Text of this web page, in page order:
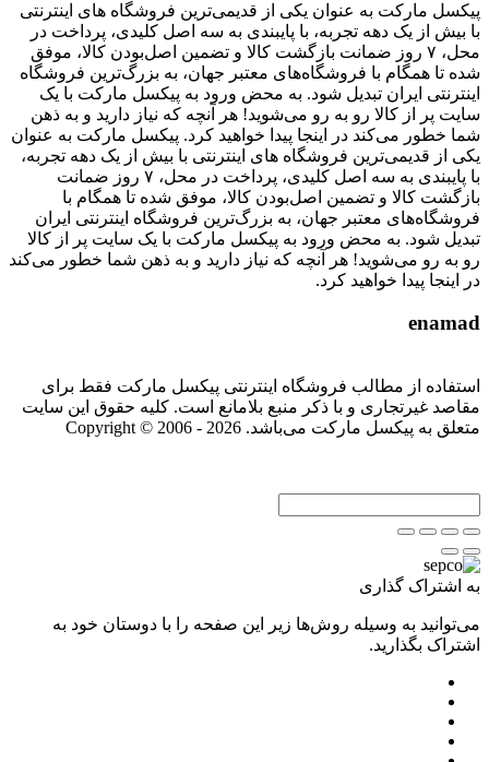
پیکسل مارکت به عنوان یکی از قدیمی‌ترین فروشگاه های اینترنتی
با بیش از یک دهه تجربه، با پایبندی به سه اصل کلیدی، پرداخت در
محل، ۷ روز ضمانت بازگشت کالا و تضمین اصل‌بودن کالا، موفق
شده تا همگام با فروشگاه‌های معتبر جهان، به بزرگ‌ترین فروشگاه
اینترنتی ایران تبدیل شود. به محض ورود به پیکسل مارکت با یک
سایت پر از کالا رو به رو می‌شوید! هر آنچه که نیاز دارید و به ذهن
شما خطور می‌کند در اینجا پیدا خواهید کرد. پیکسل مارکت به عنوان
یکی از قدیمی‌ترین فروشگاه های اینترنتی با بیش از یک دهه تجربه،
با پایبندی به سه اصل کلیدی، پرداخت در محل، ۷ روز ضمانت
بازگشت کالا و تضمین اصل‌بودن کالا، موفق شده تا همگام با
فروشگاه‌های معتبر جهان، به بزرگ‌ترین فروشگاه اینترنتی ایران
تبدیل شود. به محض ورود به پیکسل مارکت با یک سایت پر از کالا
رو به رو می‌شوید! هر آنچه که نیاز دارید و به ذهن شما خطور می‌کند
در اینجا پیدا خواهید کرد.
enamad
استفاده از مطالب فروشگاه اینترنتی پیکسل مارکت فقط برای
مقاصد غیرتجاری و با ذکر منبع بلامانع است. کلیه حقوق این سایت
متعلق به پیکسل مارکت می‌باشد. Copyright © 2006 - 2026
به اشتراک گذاری
می‌توانید به وسیله روش‌ها زیر این صفحه را با دوستان خود به
اشتراک بگذارید.